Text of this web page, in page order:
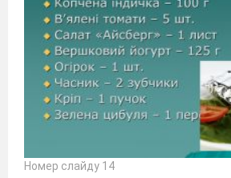
Номер слайду 14